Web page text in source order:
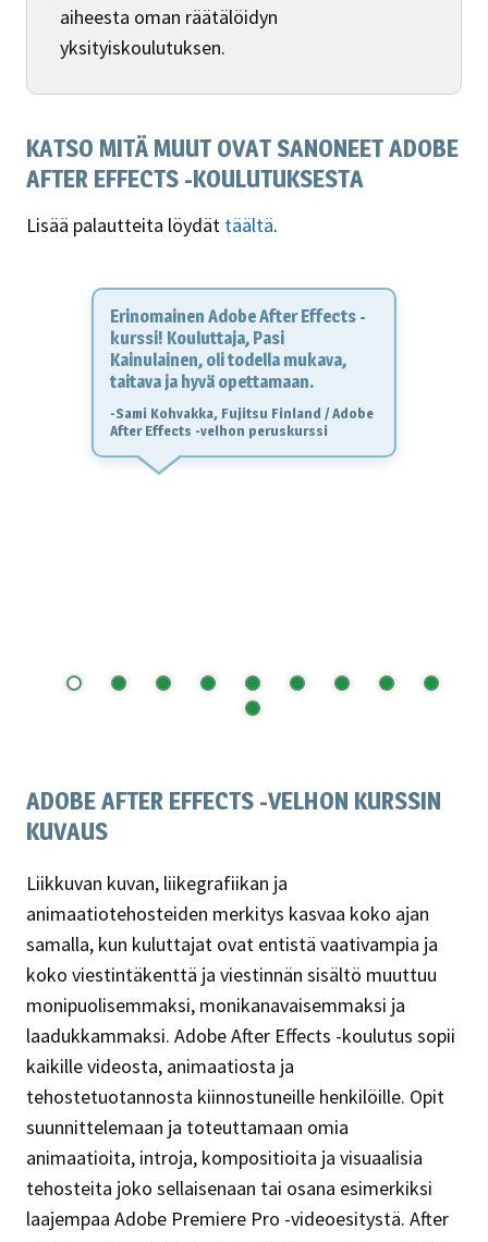
aiheesta oman räätälöidyn
yksityiskoulutuksen.
KATSO MITÄ MUUT OVAT SANONEET ADOBE
AFTER EFFECTS -KOULUTUKSESTA
Lisää palautteita löydät täältä.
Adobe After Effects -koulutus oli
aivan huipputasoa. Ainoastaan
jatkokurssille syntyi kiinnostusta
täydellisen peruskurssin jälkeen.
Pasi Kainulainen on varmasti
Suomen paras opettaja (nm.
ADOBE AFTER EFFECTS -VELHON KURSSIN
KUVAUS
Liikkuvan kuvan, liikegrafiikan ja
animaatiotehosteiden merkitys kasvaa koko ajan
samalla, kun kuluttajat ovat entistä vaativampia ja
koko viestintäkenttä ja viestinnän sisältö muuttuu
monipuolisemmaksi, monikanavaisemmaksi ja
laadukkammaksi. Adobe After Effects -koulutus sopii
kaikille videosta, animaatiosta ja
tehostetuotannosta kiinnostuneille henkilöille. Opit
suunnittelemaan ja toteuttamaan omia
animaatioita, introja, kompositioita ja visuaalisia
tehosteita joko sellaisenaan tai osana esimerkiksi
laajempaa Adobe Premiere Pro -videoesitystä. After